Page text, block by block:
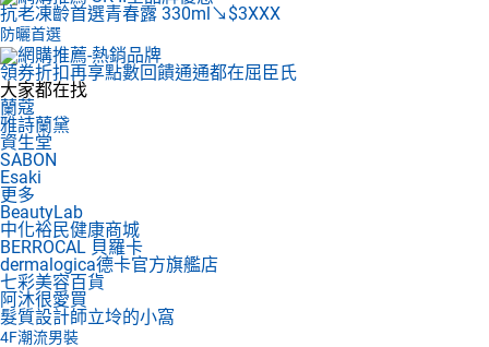
抗老凍齡首選青春露 330ml↘$3XXX
防曬首選
領券折扣再享點數回饋通通都在屈臣氏
大家都在找
蘭蔻
雅詩蘭黛
資生堂
SABON
Esaki
更多
BeautyLab
中化裕民健康商城
BERROCAL 貝羅卡
dermalogica德卡官方旗艦店
七彩美容百貨
阿沐很愛買
髮質設計師立坽的小窩
4F潮流男裝